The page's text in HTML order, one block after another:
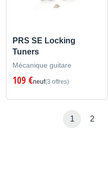
PRS SE Locking
Tuners
Mécanique guitare
109 €neuf(3 offres)
1 2